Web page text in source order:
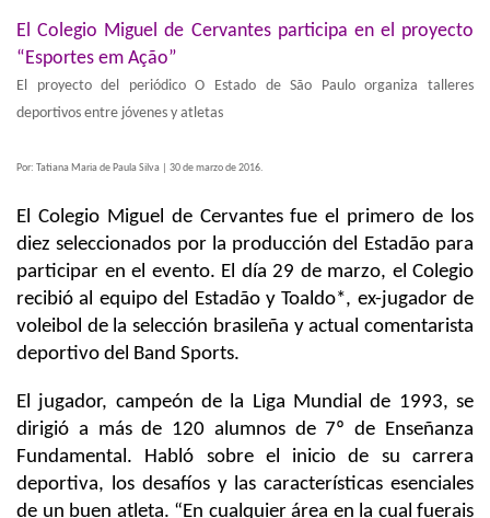
El Colegio Miguel de Cervantes participa en el proyecto
“Esportes em Ação”
El proyecto del periódico O Estado de São Paulo organiza talleres
deportivos entre jóvenes y atletas
Por: Tatiana Maria de Paula Silva | 30 de marzo de 2016.
El Colegio Miguel de Cervantes fue el primero de los
diez seleccionados por la producción del Estadão para
participar en el evento. El día 29 de marzo, el Colegio
recibió al equipo del Estadão y Toaldo*, ex-jugador de
voleibol de la selección brasileña y actual comentarista
deportivo del Band Sports.
El jugador, campeón de la Liga Mundial de 1993, se
dirigió a más de 120 alumnos de 7º de Enseñanza
Fundamental. Habló sobre el inicio de su carrera
deportiva, los desafíos y las características esenciales
de un buen atleta. “En cualquier área en la cual fuerais